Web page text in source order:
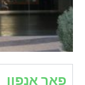
פאר אנפון